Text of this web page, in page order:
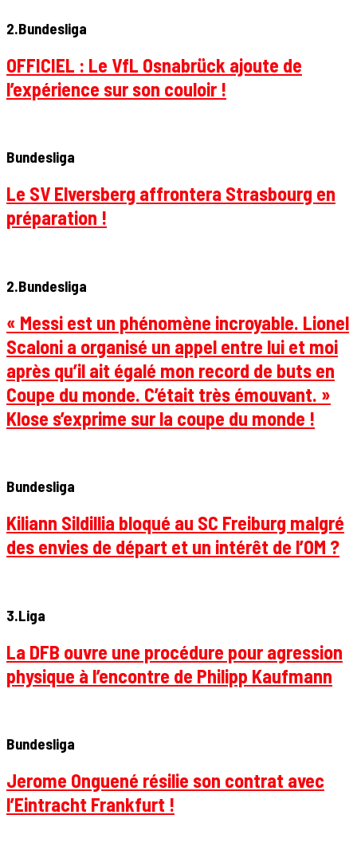
2.Bundesliga
OFFICIEL : Le VfL Osnabrück ajoute de
l’expérience sur son couloir !
Bundesliga
Le SV Elversberg affrontera Strasbourg en
préparation !
2.Bundesliga
« Messi est un phénomène incroyable. Lionel
Scaloni a organisé un appel entre lui et moi
après qu’il ait égalé mon record de buts en
Coupe du monde. C’était très émouvant. »
Klose s’exprime sur la coupe du monde !
Bundesliga
Kiliann Sildillia bloqué au SC Freiburg malgré
des envies de départ et un intérêt de l’OM ?
3.Liga
La DFB ouvre une procédure pour agression
physique à l’encontre de Philipp Kaufmann
Bundesliga
Jerome Onguené résilie son contrat avec
l’Eintracht Frankfurt !